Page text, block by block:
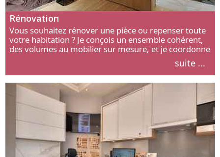
Rénovation
Vous souhaitez rénover une pièce ou repenser toute
votre habitation ? Je conçois un ensemble cohérent,
des volumes au mobilier sur mesure, et je coordonne
suite ...